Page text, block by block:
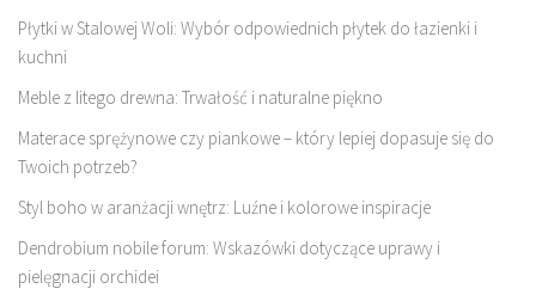
Płytki w Stalowej Woli: Wybór odpowiednich płytek do łazienki i
kuchni
Meble z litego drewna: Trwałość i naturalne piękno
Materace sprężynowe czy piankowe – który lepiej dopasuje się do
Twoich potrzeb?
Styl boho w aranżacji wnętrz: Luźne i kolorowe inspiracje
Dendrobium nobile forum: Wskazówki dotyczące uprawy i
pielęgnacji orchidei